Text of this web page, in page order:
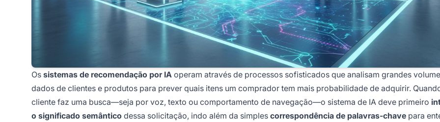
Os sistemas de recomendação por IA operam através de processos sofisticados que analisam grandes
dados de clientes e produtos para prever quais itens um comprador tem mais probabilidade de adquirir.
cliente faz uma busca—seja por voz, texto ou comportamento de navegação—o sistema de IA deve primeiro
o significado semântico dessa solicitação, indo além da simples correspondência de palavras-chave para